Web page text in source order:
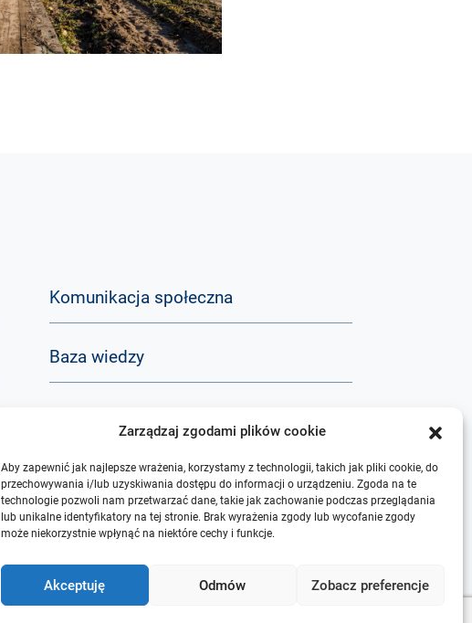
Zarządzaj zgodami plików cookie
Aby zapewnić jak najlepsze wrażenia, korzystamy z technologii, takich jak pliki cookie, do
przechowywania i/lub uzyskiwania dostępu do informacji o urządzeniu. Zgoda na te
technologie pozwoli nam przetwarzać dane, takie jak zachowanie podczas przeglądania
lub unikalne identyfikatory na tej stronie. Brak wyrażenia zgody lub wycofanie zgody
może niekorzystnie wpłynąć na niektóre cechy i funkcje.
Akceptuję Odmów Zobacz preferencje
Komunikacja społeczna
Baza wiedzy
O nas